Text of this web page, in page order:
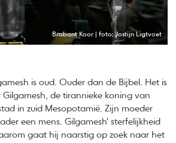
Brabant Koor | foto: Jostijn Ligtvoet
is oud. Ouder dan de Bijbel. Het is
de tirannieke koning van
in zuid Mesopotamië. Zijn moeder
een mens. Gilgamesh' sterfelijkheid
gaat hij naarstig op zoek naar het